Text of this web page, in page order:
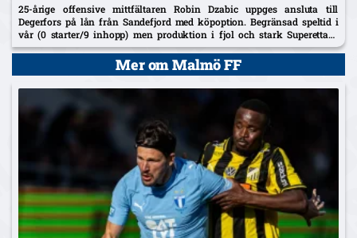
25-årige offensive mittfältaren Robin Dzabic uppges ansluta till
Degerfors på lån från Sandefjord med köpoption. Begränsad speltid i
vår (0 starter/9 inhopp) men produktion i fjol och stark Superettan-
historik i Landskrona.
Mer om Malmö FF